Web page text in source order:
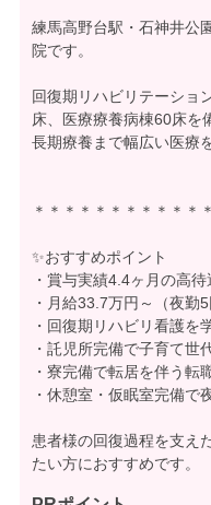
練馬高野台駅・石神井公
院です。
回復期リハビリテーショ
床、医療療養病棟60床を
長期療養まで幅広い医療
＊＊＊＊＊＊＊＊＊＊＊
✨おすすめポイント
・賞与実績4.4ヶ月の高待
・月給33.7万円～（夜勤5
・回復期リハビリ看護を
・託児所完備で子育て世
・寮完備で転居を伴う転
・休憩室・仮眠室完備で
患者様の回復過程を支え
たい方におすすめです。